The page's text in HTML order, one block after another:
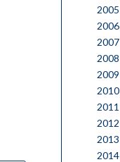
2005
2006
2007
2008
2009
2010
2011
2012
2013
2014